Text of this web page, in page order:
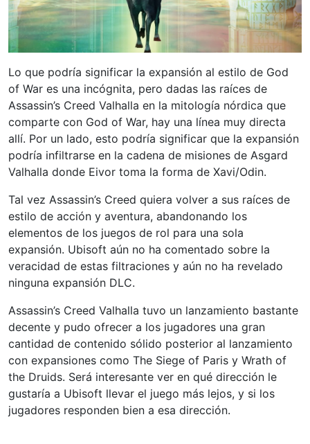
Lo que podría significar la expansión al estilo de God
of War es una incógnita, pero dadas las raíces de
Assassin’s Creed Valhalla en la mitología nórdica que
comparte con God of War, hay una línea muy directa
allí. Por un lado, esto podría significar que la expansión
podría infiltrarse en la cadena de misiones de Asgard
Valhalla donde Eivor toma la forma de Xavi/Odin.
Tal vez Assassin’s Creed quiera volver a sus raíces de
estilo de acción y aventura, abandonando los
elementos de los juegos de rol para una sola
expansión. Ubisoft aún no ha comentado sobre la
veracidad de estas filtraciones y aún no ha revelado
ninguna expansión DLC.
Assassin’s Creed Valhalla tuvo un lanzamiento bastante
decente y pudo ofrecer a los jugadores una gran
cantidad de contenido sólido posterior al lanzamiento
con expansiones como The Siege of Paris y Wrath of
the Druids. Será interesante ver en qué dirección le
gustaría a Ubisoft llevar el juego más lejos, y si los
jugadores responden bien a esa dirección.